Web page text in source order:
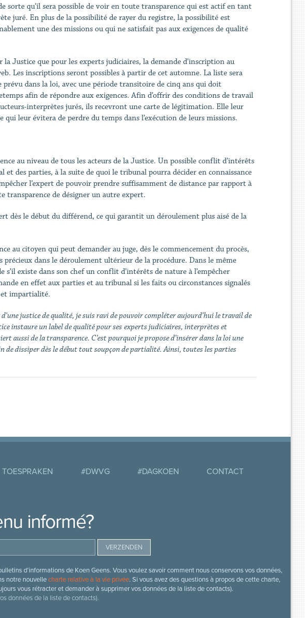
sorte qu’il sera possible de voir en toute transparence qui est actif en tant
juré. En plus de la possibilité de rayer du registre, la possibilité est
une des missions ou qui ne satisfait pas aux exigences de qualité
Justice que pour les experts judiciaires, la demande d’inscription au
Les inscriptions seront possibles à partir de cet automne. La liste sera
prévu dans la loi, avec une période transitoire de cinq ans qui doit
afin de répondre aux exigences. Afin d’offrir des conditions de travail
interprètes jurés, ils recevront une carte de légitimation. Elle leur
qui leur évitera de perdre du temps dans l’exécution de leurs missions.
au niveau de tous les acteurs de la Justice. Un possible conflit d’intérêts
des parties, à la suite de quoi le tribunal pourra décider en connaissance
l’expert de pouvoir prendre suffisamment de distance par rapport à
transparence de désigner un autre expert.
dès le début du différend, ce qui garantit un déroulement plus aisé de la
au citoyen qui peut demander au juge, dès le commencement du procès,
dans le déroulement ultérieur de la procédure. Dans le même
s’il existe dans son chef un conflit d’intérêts de nature à l’empêcher
en effet aux parties et au tribunal si les faits ou circonstances signalés
et impartialité.
justice de qualité, je suis ravi de pouvoir compléter aujourd’hui le travail de
instaure un label de qualité pour ses experts judiciaires, interprètes et
aussi de la transparence. C’est pourquoi je propose d’insérer dans la loi une
de dissiper dès le début tout soupçon de partialité. Ainsi, toutes les parties
TOESPRAKEN #DWVG #DAGKOEN CONTACT
informé?
d’informations de Koen Geens. Vous voulez savoir comment nous conservons vos données,
notre nouvellecharte relative à la vie privée. Si vous avez des questions à propos de cette charte,
vous rétracter et demander à supprimer vos données de la liste de contacts).
données de la liste de contacts).